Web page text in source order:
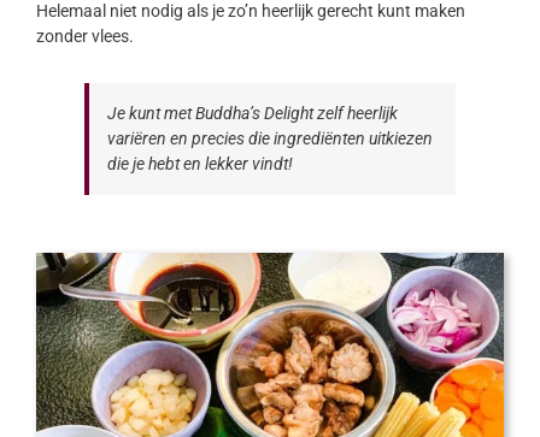
Helemaal niet nodig als je zo’n heerlijk gerecht kunt maken
zonder vlees.
Je kunt met Buddha’s Delight zelf heerlijk
variëren en precies die ingrediënten uitkiezen
die je hebt en lekker vindt!